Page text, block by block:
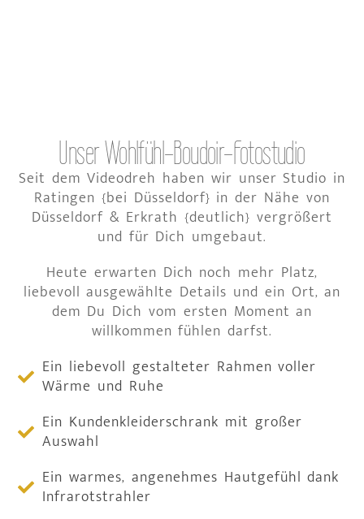
Unser Wohlfühl-Boudoir-Fotostudio
Seit dem Videodreh haben wir unser Studio in
Ratingen {bei Düsseldorf} in der Nähe von
Düsseldorf & Erkrath {deutlich} vergrößert
und für Dich umgebaut.
Heute erwarten Dich noch mehr Platz,
liebevoll ausgewählte Details und ein Ort, an
dem Du Dich vom ersten Moment an
willkommen fühlen darfst.
Ein liebevoll gestalteter Rahmen voller
Wärme und Ruhe
Ein Kundenkleiderschrank mit großer
Auswahl
Ein warmes, angenehmes Hautgefühl dank
Infrarotstrahler